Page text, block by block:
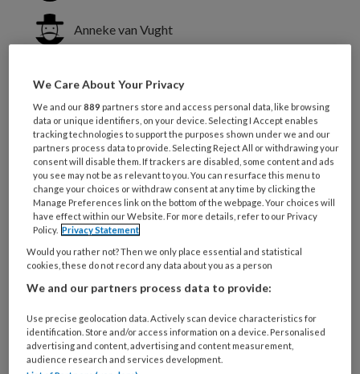
Anneke van Vught
Het doel van deze studie was het
identificeren van de behoeften onder
verpleegkundigen en
studentverpleegkundigen rondom het
werken volgens de EBP-principes.
Context
Willen we dat alle patiënten
We Care About Your Privacy
We and our889 partners store and access personal data, like browsing
data or unique identifiers, on your device. Selecting I Accept enables
tracking technologies to support the purposes shown under we and our
partners process data to provide. Selecting Reject All or withdrawing your
consent will disable them. If trackers are disabled, some content and ads
you see may not be as relevant to you. You can resurface this menu to
change your choices or withdraw consent at any time by clicking the
Manage Preferences link on the bottom of the webpage. Your choices will
have effect within our Website. For more details, refer to our Privacy
Policy. Privacy Statement
Would you rather not? Then we only place essential and statistical
cookies, these do not record any data about you as a person
We and our partners process data to provide:
Use precise geolocation data. Actively scan device characteristics for
identification. Store and/or access information on a device. Personalised
advertising and content, advertising and content measurement,
audience research and services development.